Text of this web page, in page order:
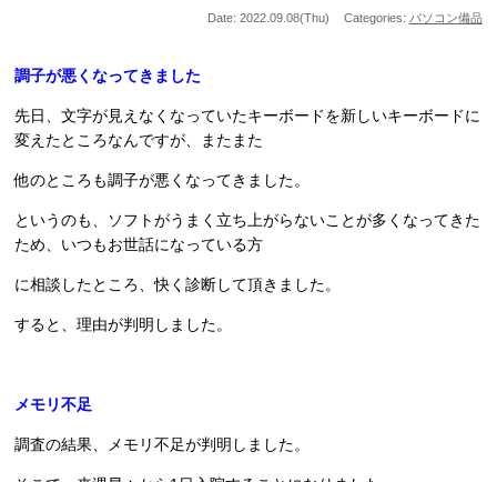
Date: 2022.09.08(Thu) Categories: パソコン備品
調子が悪くなってきました
先日、文字が見えなくなっていたキーボードを新しいキーボードに
変えたところなんですが、またまた
他のところも調子が悪くなってきました。
というのも、ソフトがうまく立ち上がらないことが多くなってきた
ため、いつもお世話になっている方
に相談したところ、快く診断して頂きました。
すると、理由が判明しました。
メモリ不足
調査の結果、メモリ不足が判明しました。